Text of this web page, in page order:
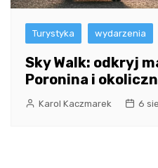
Turystyka wydarzenia
Sky Walk: odkryj
Poronina i
Karol Kaczmarek 6